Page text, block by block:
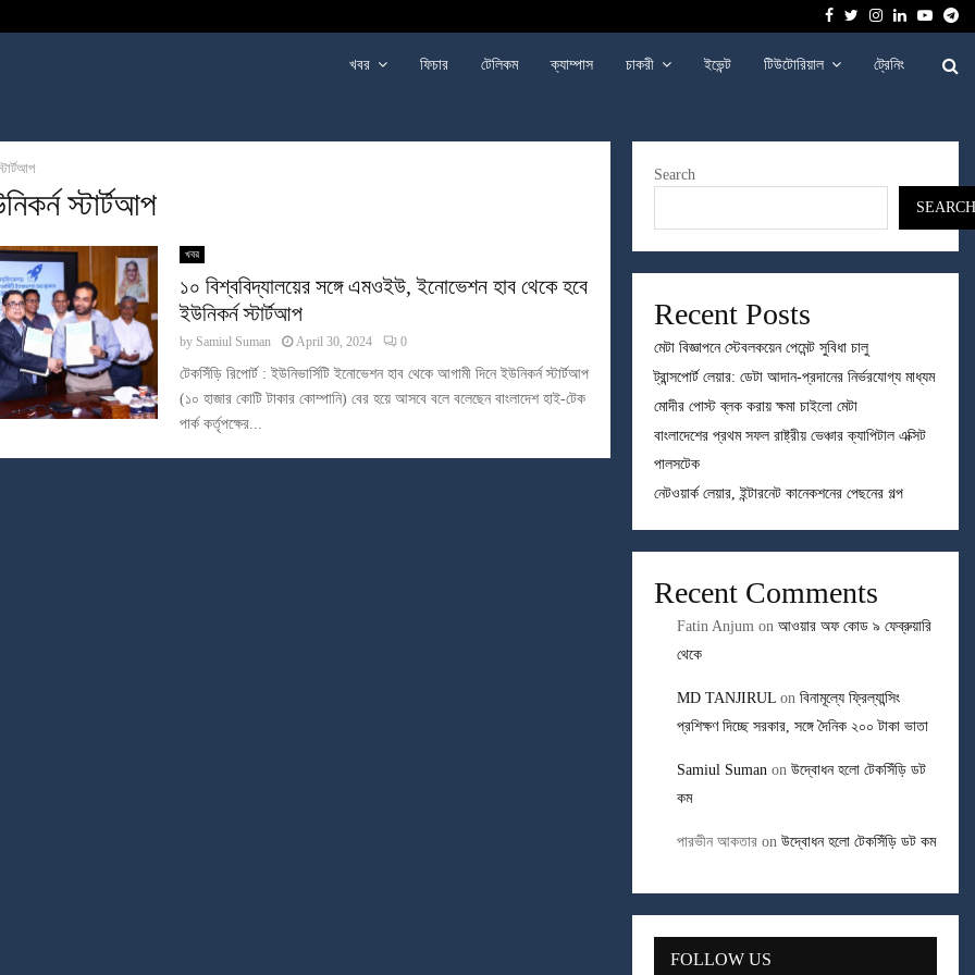
FacebookTwitter
Instagram
Linkedin
খবর ফিচার টেলিকম ক্যাম্পাস চাকরী ইভেন্ট টিউটোরিয়াল ট্রেনিং
স্টার্টআপ
খবর
১০ বিশ্ববিদ্যালয়ের সঙ্গে এমওইউ, ইনোভেশন হাব থেকে হবে
ইউনিকর্ন স্টার্টআপ
by Samiul Suman April 30, 2024 0
টেকসিঁড়ি রিপোর্ট : ইউনিভার্সিটি ইনোভেশন হাব থেকে আগামী দিনে ইউনিকর্ন স্টার্টআপ
(১০ হাজার কোটি টাকার কোম্পানি) বের হয়ে আসবে বলে বলেছেন বাংলাদেশ হাই-টেক
পার্ক কর্তৃপক্ষের...
Search
SEARCH
Recent Posts
মেটা বিজ্ঞাপনে স্টেবলকয়েন পেমেন্ট সুবিধা চালু
ট্রান্সপোর্ট লেয়ার: ডেটা আদান-প্রদানের নির্ভরযোগ্য মাধ্যম
মোদীর পোস্ট ব্লক করায় ক্ষমা চাইলো মেটা
বাংলাদেশের প্রথম সফল রাষ্ট্রীয় ভেঞ্চার ক্যাপিটাল এক্সিট
পালসটেক
নেটওয়ার্ক লেয়ার, ইন্টারনেট কানেকশনের পেছনের গল্প
Recent Comments
Fatin Anjum on আওয়ার অফ কোড ৯ ফেব্রুয়ারি
থেকে
MD TANJIRUL on বিনামূল্যে ফ্রিল্যান্সিং
প্রশিক্ষণ দিচ্ছে সরকার, সঙ্গে দৈনিক ২০০ টাকা ভাতা
Samiul Suman on উদ্বোধন হলো টেকসিঁড়ি ডট
কম
পারভীন আকতার on উদ্বোধন হলো টেকসিঁড়ি ডট কম
FOLLOW US